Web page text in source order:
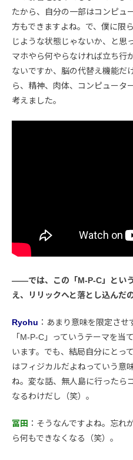
たから、自分の一部はコンピュ
方もできますよね。で、僕に限
じような状態じゃないか、と思
マホやら何やらなければ立ち行
ないですか、脳の代替え機能だ
ら、精神、肉体、コンピュータ
考えました。
――では、この「M-P-C」とい
え、リリックへと落とし込んだ
Ryohu ：あまり意味を限定さ
「M-P-C」っていうテーマを当
います。でも、結局自分にとっ
はフィジカルだよねっていう意
ね。変な話、無人島に行ったら
なるわけだし（笑）。
冨田 ：そうなんですよね。忘れ
ら何もできなくなる（笑）。